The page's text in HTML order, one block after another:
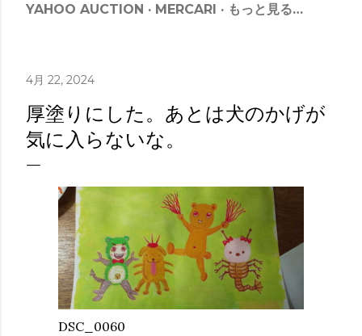
YAHOO AUCTION MERCARI もっと見る…
4月 22, 2024
厚塗りにした。あとは犬のかげが
気に入らないな。
DSC_0060